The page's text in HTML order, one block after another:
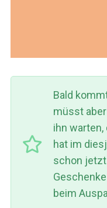
Bald
müsst
ihn
hat im
schon
beim